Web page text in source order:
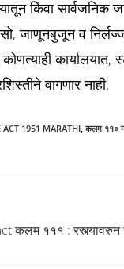
किंवा
जाणूनबुजून व
वागणार नाही.
ACT 1951 MARATHI, कलम ११०
कलम १११ : रस्त्यावरुन